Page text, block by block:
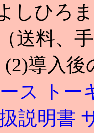
しひろ
送料、
(2)導入
ス トー
説明書